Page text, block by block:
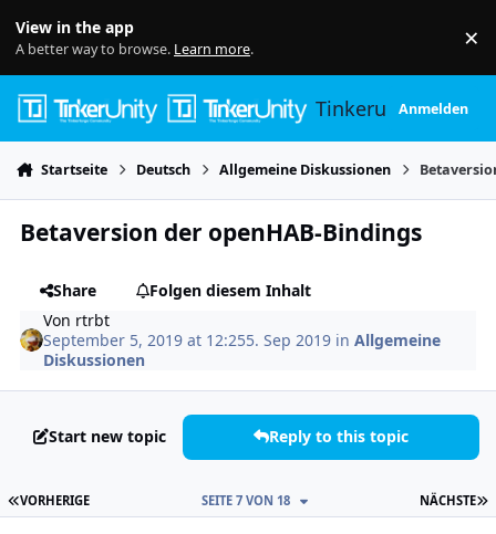
View in the app
A better way to browse. Learn more. ×
TinkerunityAnmelden
Startseite Deutsch Allgemeine Diskussionen
Betaversion der openHAB-Bindings
Share
Folgen diesem Inhalt
Von rtrbt
September 5, 2019 at 12:255. Sep 2019 inAllgemeine
Diskussionen
Start new topic Reply to this topic
ERSTE SEITE
VORHERIGE NÄCHSTE
SEITE 7 VON 18